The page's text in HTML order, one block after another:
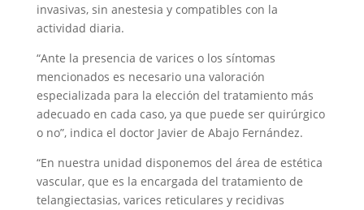
invasivas, sin anestesia y compatibles con la
actividad diaria.
“Ante la presencia de varices o los síntomas
mencionados es necesario una valoración
especializada para la elección del tratamiento más
adecuado en cada caso, ya que puede ser quirúrgico
o no”, indica el doctor Javier de Abajo Fernández.
“En nuestra unidad disponemos del área de estética
vascular, que es la encargada del tratamiento de
telangiectasias, varices reticulares y recidivas